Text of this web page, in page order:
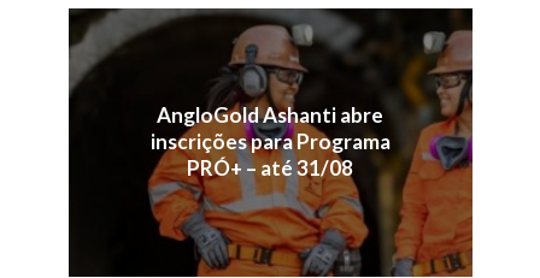
AngloGold Ashanti abre
inscrições para Programa
PRÓ+ – até 31/08